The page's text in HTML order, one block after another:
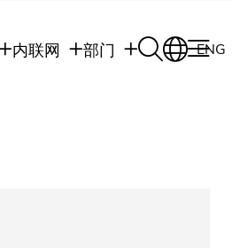
内联网 部门 ENG